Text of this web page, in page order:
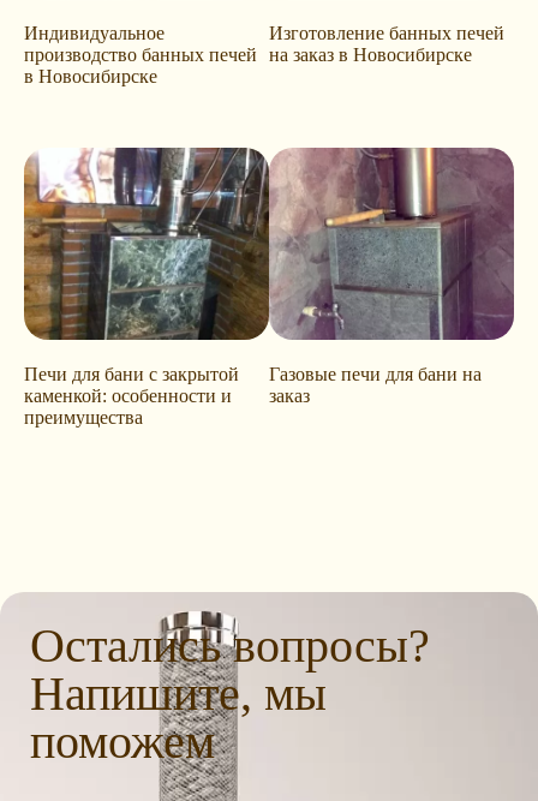
Индивидуальное
производство банных печей
в Новосибирске
Изготовление банных печей
на заказ в Новосибирске
Печи для бани с закрытой
каменкой: особенности и
преимущества
Газовые печи для бани на
заказ
Остались вопросы?
Напишите, мы
поможем